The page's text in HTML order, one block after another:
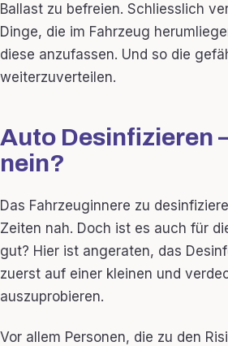
Ballast zu befreien. Schliesslich
Dinge, die im Fahrzeug
diese anzufassen. Und so die
weiterzuverteilen.
Auto Desinfizieren
nein?
Das Fahrzeuginnere zu
Zeiten nah. Doch ist es auch für
gut? Hier ist angeraten, das
zuerst auf einer kleinen und
auszuprobieren.
Vor allem Personen, die zu den